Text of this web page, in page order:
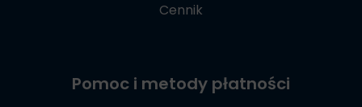
Cennik
Pomoc i metody płatności